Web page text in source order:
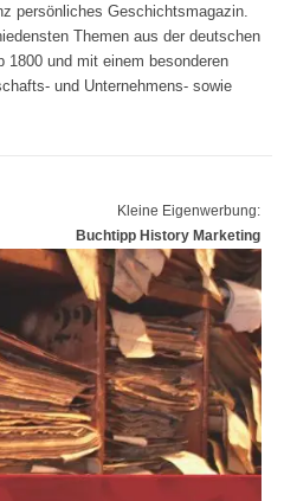
persönliches Geschichtsmagazin.
Themen aus der deutschen
1800 und mit einem besonderen
und Unternehmens- sowie
Kleine Eigenwerbung:
Buchtipp History Marketing